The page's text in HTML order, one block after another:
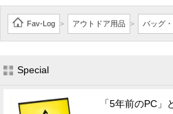
Fav-Log > アウトドア用品 > バッグ
Special
「5年前のPC」